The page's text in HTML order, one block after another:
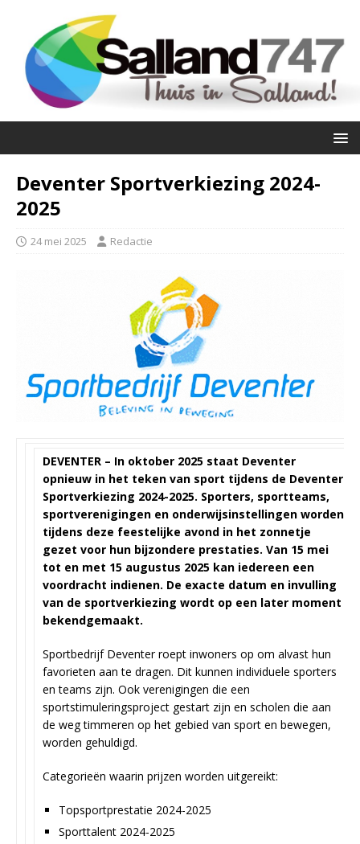
Deventer Sportverkiezing 2024-
2025
24 mei 2025 Redactie
DEVENTER – In oktober 2025 staat Deventer
opnieuw in het teken van sport tijdens de Deventer
Sportverkiezing 2024-2025. Sporters, sportteams,
sportverenigingen en onderwijsinstellingen worden
tijdens deze feestelijke avond in het zonnetje
gezet voor hun bijzondere prestaties. Van 15 mei
tot en met 15 augustus 2025 kan iedereen een
voordracht indienen. De exacte datum en invulling
van de sportverkiezing wordt op een later moment
bekendgemaakt.
Sportbedrijf Deventer roept inwoners op om alvast hun
favorieten aan te dragen. Dit kunnen individuele sporters
en teams zijn. Ook verenigingen die een
sportstimuleringsproject gestart zijn en scholen die aan
de weg timmeren op het gebied van sport en bewegen,
worden gehuldigd.
Categorieën waarin prijzen worden uitgereikt:
Topsportprestatie 2024-2025
Sporttalent 2024-2025